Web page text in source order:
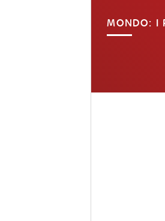
MONDO: I